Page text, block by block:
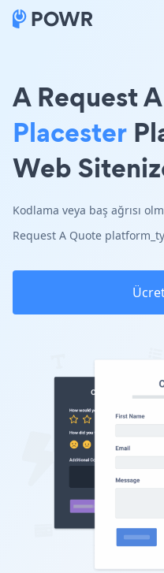
A Request
Placester
Web
Kodlama veya baş ağrısı
Request A Quote